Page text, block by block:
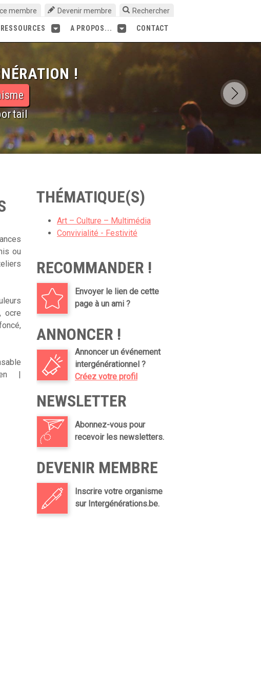
membre Devenir membre Rechercher
CONTACT
A PROPOS...
RESSOURCES
!
ou
ocre
|
THÉMATIQUE(S)
Art – Culture – Multimédia
Convivialité - Festivité
RECOMMANDER !
Envoyer le lien de cette
page à un ami ?
ANNONCER !
Annoncer un événement
intergénérationnel ?
Créez votre profil
NEWSLETTER
Abonnez-vous pour
recevoir les newsletters.
DEVENIR MEMBRE
Inscrire votre organisme
sur Intergénérations.be.